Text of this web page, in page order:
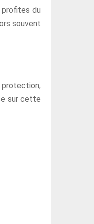
profites du
souvent
protection,
sur cette